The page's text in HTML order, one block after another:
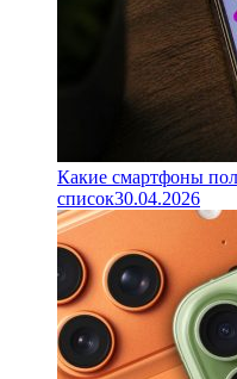
Какие смартфоны
список30.04.2026